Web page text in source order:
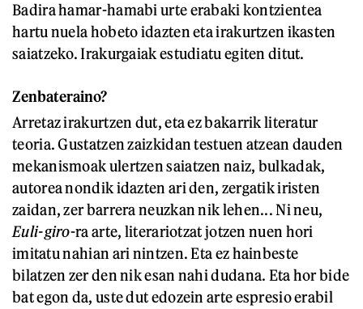
Badira hamar-hamabi urte erabaki kontzientea
hartu nuela hobeto idazten eta irakurtzen ikasten
saiatzeko. Irakurgaiak estudiatu egiten ditut.
Zenbateraino?
Arretaz irakurtzen dut, eta ez bakarrik literatur
teoria. Gustatzen zaizkidan testuen atzean dauden
mekanismoak ulertzen saiatzen naiz, bulkadak,
autorea nondik idazten ari den, zergatik iristen
zaidan, zer barrera neuzkan nik lehen... Ni neu,
Euli-giro-ra arte, literariotzat jotzen nuen hori
imitatu nahian ari nintzen. Eta ez hainbeste
bilatzen zer den nik esan nahi dudana. Eta hor bide
bat egon da, uste dut edozein arte espresio erabil